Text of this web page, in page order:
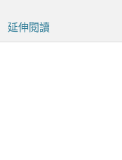
延伸閱讀